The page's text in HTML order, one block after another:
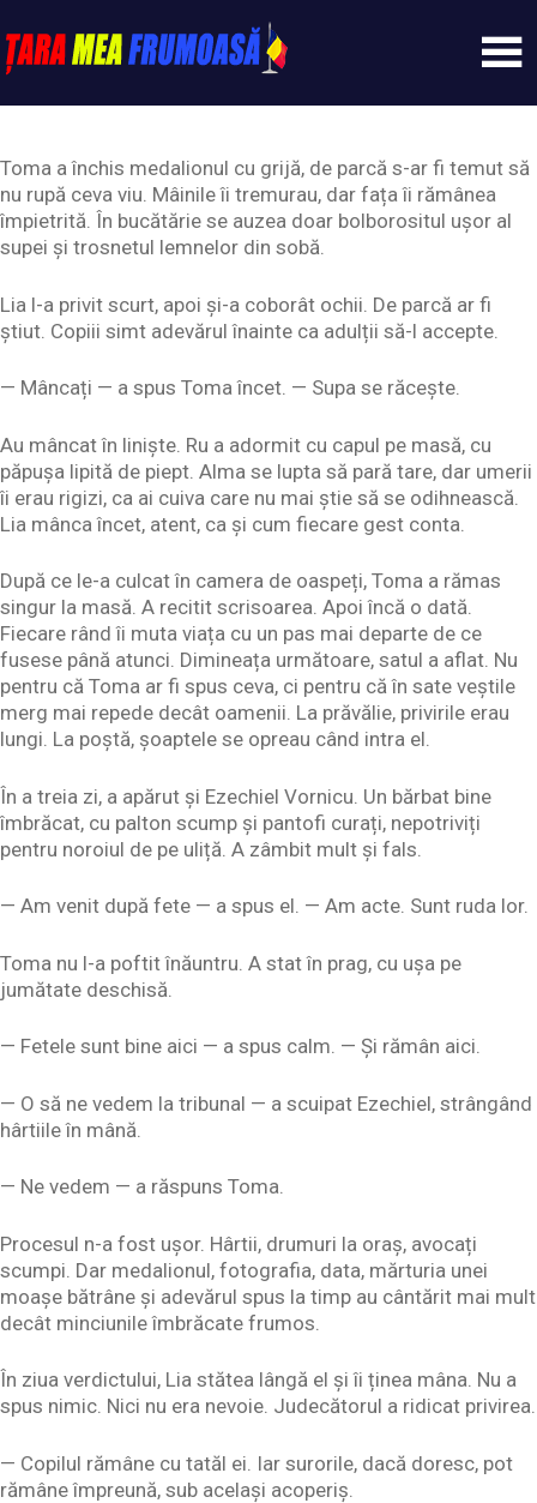
to
content
Tarameafrumoasa
Toma a închis medalionul cu grijă, de parcă s-ar fi temut să
nu rupă ceva viu. Mâinile îi tremurau, dar fața îi rămânea
împietrită. În bucătărie se auzea doar bolborositul ușor al
supei și trosnetul lemnelor din sobă.
Lia l-a privit scurt, apoi și-a coborât ochii. De parcă ar fi
știut. Copiii simt adevărul înainte ca adulții să-l accepte.
— Mâncați — a spus Toma încet. — Supa se răcește.
Au mâncat în liniște. Ru a adormit cu capul pe masă, cu
păpușa lipită de piept. Alma se lupta să pară tare, dar umerii
îi erau rigizi, ca ai cuiva care nu mai știe să se odihnească.
Lia mânca încet, atent, ca și cum fiecare gest conta.
După ce le-a culcat în camera de oaspeți, Toma a rămas
singur la masă. A recitit scrisoarea. Apoi încă o dată.
Fiecare rând îi muta viața cu un pas mai departe de ce
fusese până atunci. Dimineața următoare, satul a aflat. Nu
pentru că Toma ar fi spus ceva, ci pentru că în sate veștile
merg mai repede decât oamenii. La prăvălie, privirile erau
lungi. La poștă, șoaptele se opreau când intra el.
În a treia zi, a apărut și Ezechiel Vornicu. Un bărbat bine
îmbrăcat, cu palton scump și pantofi curați, nepotriviți
pentru noroiul de pe uliță. A zâmbit mult și fals.
— Am venit după fete — a spus el. — Am acte. Sunt ruda lor.
Toma nu l-a poftit înăuntru. A stat în prag, cu ușa pe
jumătate deschisă.
— Fetele sunt bine aici — a spus calm. — Și rămân aici.
— O să ne vedem la tribunal — a scuipat Ezechiel, strângând
hârtiile în mână.
— Ne vedem — a răspuns Toma.
Procesul n-a fost ușor. Hârtii, drumuri la oraș, avocați
scumpi. Dar medalionul, fotografia, data, mărturia unei
moașe bătrâne și adevărul spus la timp au cântărit mai mult
decât minciunile îmbrăcate frumos.
În ziua verdictului, Lia stătea lângă el și îi ținea mâna. Nu a
spus nimic. Nici nu era nevoie. Judecătorul a ridicat privirea.
— Copilul rămâne cu tatăl ei. Iar surorile, dacă doresc, pot
rămâne împreună, sub același acoperiș.